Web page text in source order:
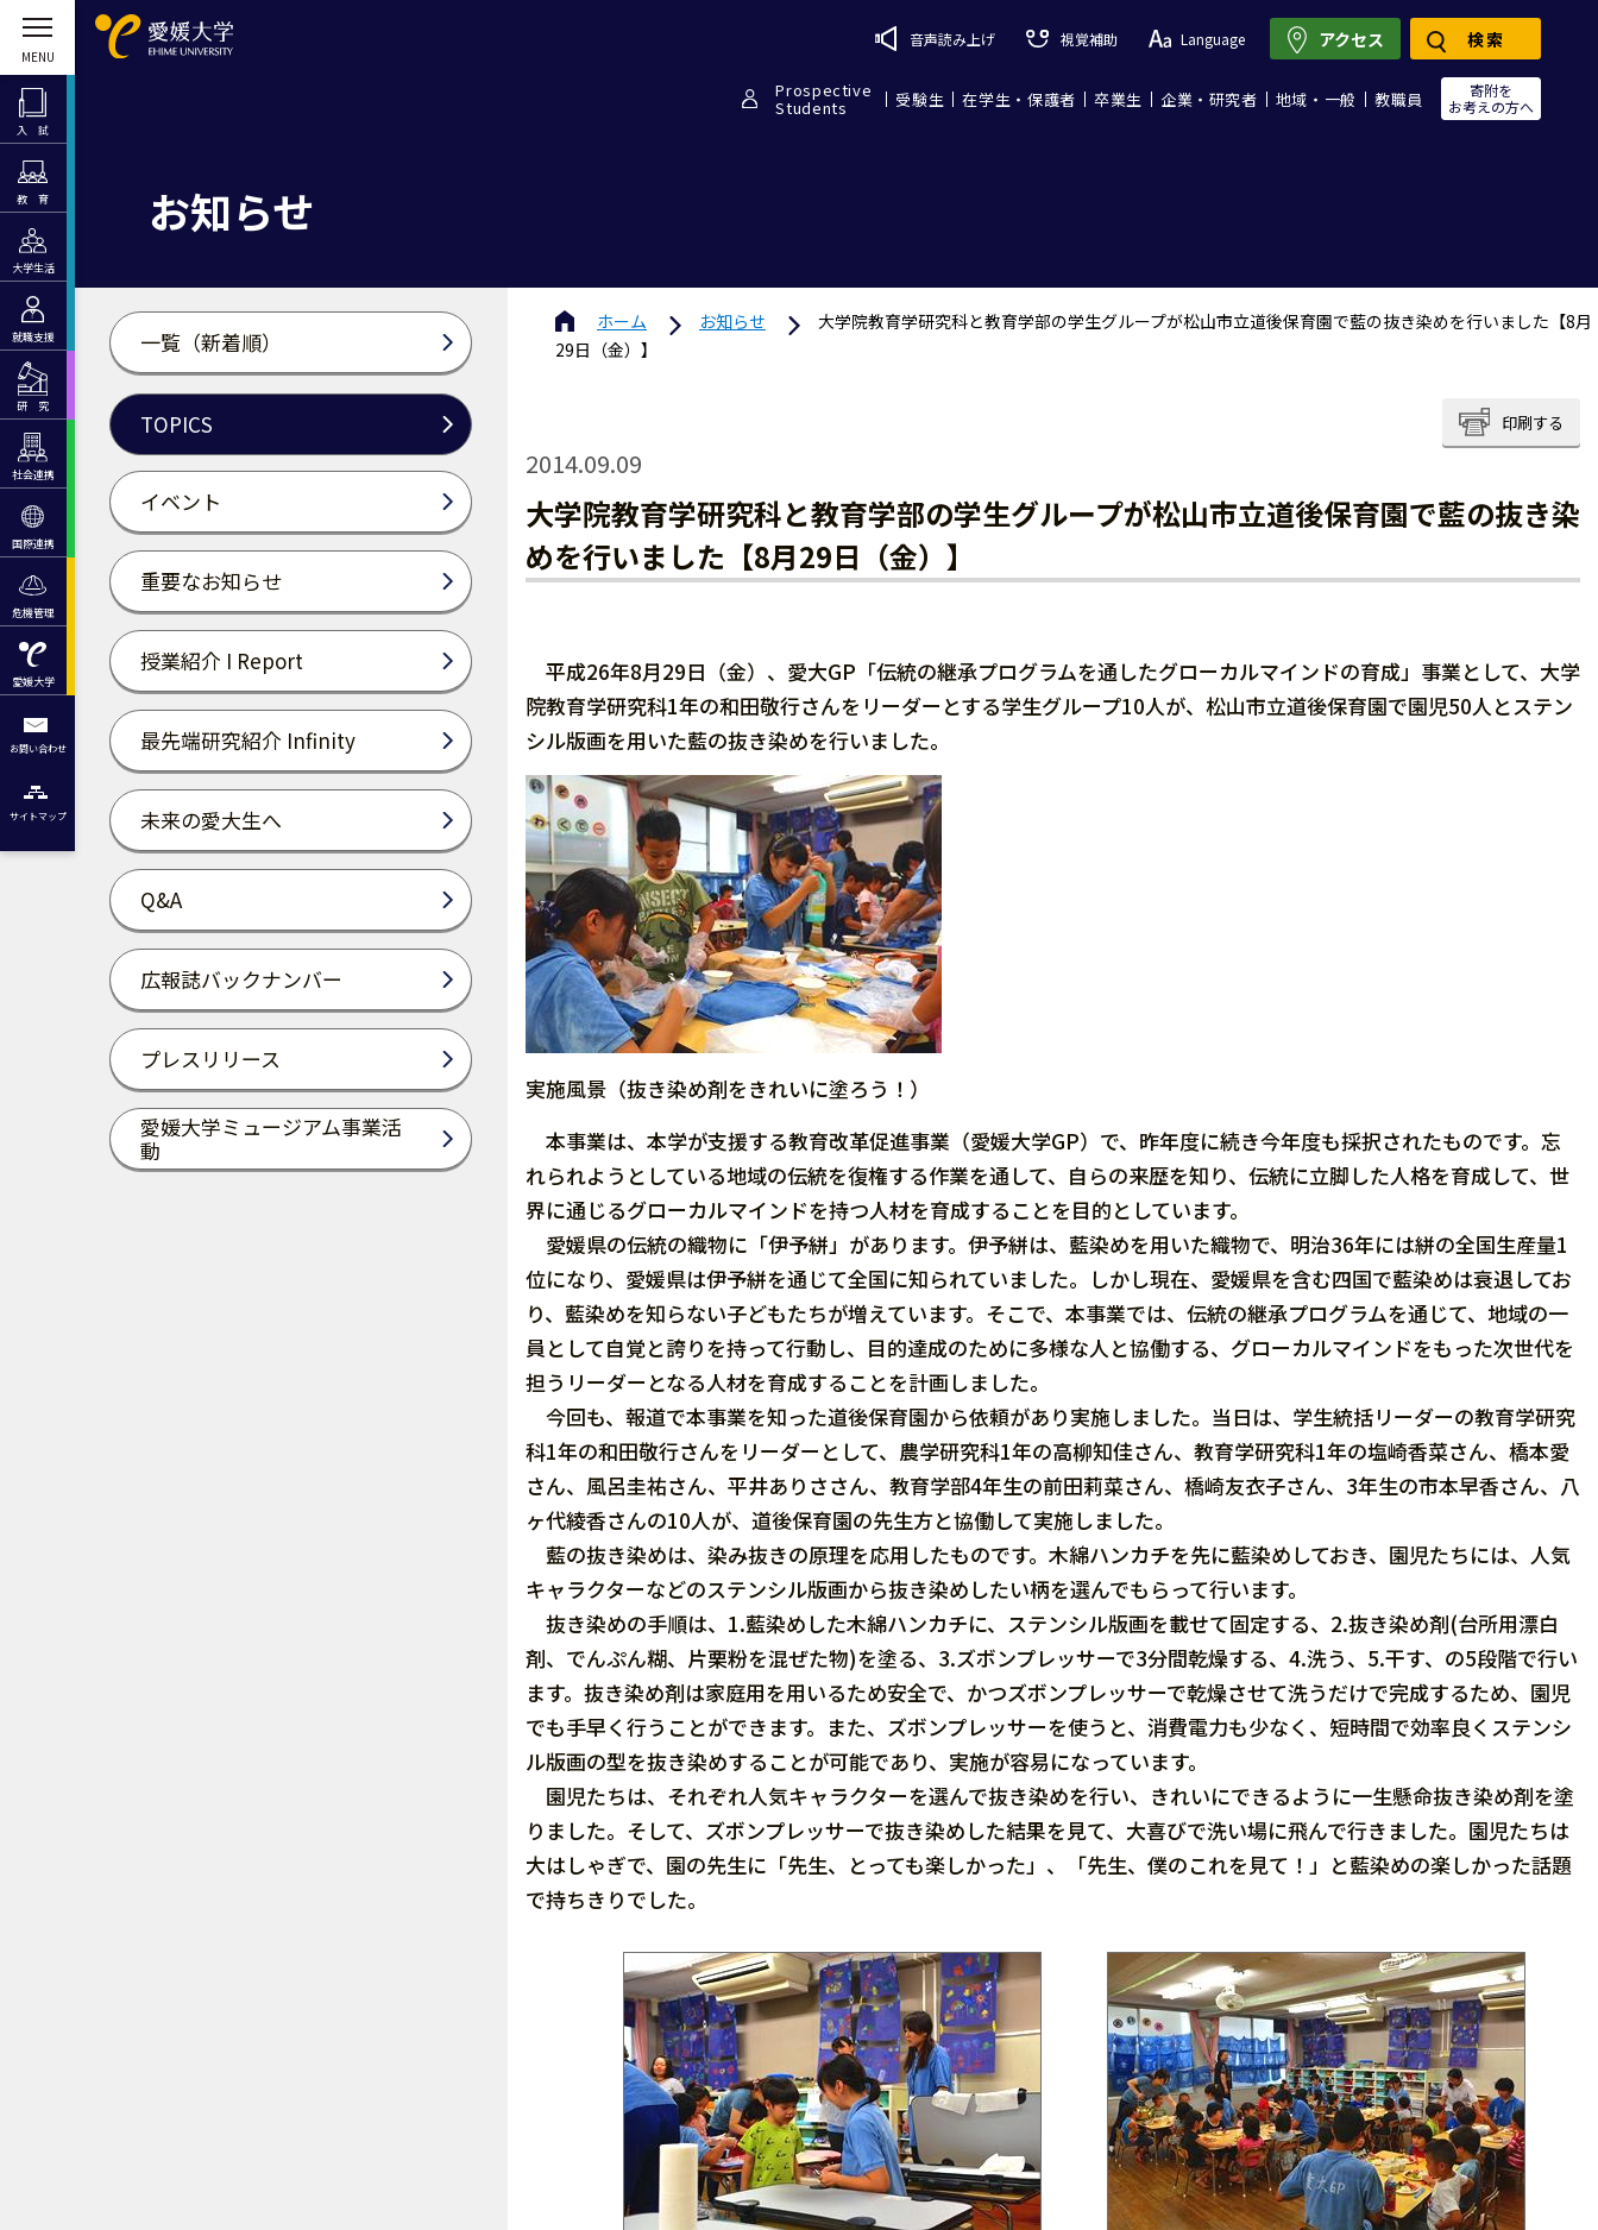
入 試
教 育
大学生活
就職支援
研 究
社会連携
国際連携
危機管理
愛媛大学
お問い合わせ
サイトマップ
音声読み上げ 視覚補助 Language
Prospective
Students 受験生 在学生・保護者 卒業生 企業・研究者 地域・一般 教職員
寄附を
お考えの方へ
アクセス 検索
お知らせ
一覧（新着順）
TOPICS
イベント
重要なお知らせ
授業紹介 I Report
最先端研究紹介 Infinity
未来の愛大生へ
Q&A
広報誌バックナンバー
プレスリリース
愛媛大学ミュージアム事業活
動
ホーム お知らせ
大学院教育学研究科と教育学部の学生グループが松山市立道後保育園で藍の抜き染めを行いました【8月
29日（金）】
印刷する
2014.09.09
大学院教育学研究科と教育学部の学生グループが松山市立道後保育園で藍の抜き染
めを行いました【8月29日（金）】
平成26年8月29日（金）、愛大GP「伝統の継承プログラムを通したグローカルマインドの育成」事業として、大学
院教育学研究科1年の和田敬行さんをリーダーとする学生グループ10人が、松山市立道後保育園で園児50人とステン
シル版画を用いた藍の抜き染めを行いました。
実施風景（抜き染め剤をきれいに塗ろう！）
本事業は、本学が支援する教育改革促進事業（愛媛大学GP）で、昨年度に続き今年度も採択されたものです。忘
れられようとしている地域の伝統を復権する作業を通して、自らの来歴を知り、伝統に立脚した人格を育成して、世
界に通じるグローカルマインドを持つ人材を育成することを目的としています。
愛媛県の伝統の織物に「伊予絣」があります。伊予絣は、藍染めを用いた織物で、明治36年には絣の全国生産量1
位になり、愛媛県は伊予絣を通じて全国に知られていました。しかし現在、愛媛県を含む四国で藍染めは衰退してお
り、藍染めを知らない子どもたちが増えています。そこで、本事業では、伝統の継承プログラムを通じて、地域の一
員として自覚と誇りを持って行動し、目的達成のために多様な人と協働する、グローカルマインドをもった次世代を
担うリーダーとなる人材を育成することを計画しました。
今回も、報道で本事業を知った道後保育園から依頼があり実施しました。当日は、学生統括リーダーの教育学研究
科1年の和田敬行さんをリーダーとして、農学研究科1年の高柳知佳さん、教育学研究科1年の塩崎香菜さん、橋本愛
さん、風呂圭祐さん、平井ありささん、教育学部4年生の前田莉菜さん、橋崎友衣子さん、3年生の市本早香さん、八
ヶ代綾香さんの10人が、道後保育園の先生方と協働して実施しました。
藍の抜き染めは、染み抜きの原理を応用したものです。木綿ハンカチを先に藍染めしておき、園児たちには、人気
キャラクターなどのステンシル版画から抜き染めしたい柄を選んでもらって行います。
抜き染めの手順は、1.藍染めした木綿ハンカチに、ステンシル版画を載せて固定する、2.抜き染め剤(台所用漂白
剤、でんぷん糊、片栗粉を混ぜた物)を塗る、3.ズボンプレッサーで3分間乾燥する、4.洗う、5.干す、の5段階で行い
ます。抜き染め剤は家庭用を用いるため安全で、かつズボンプレッサーで乾燥させて洗うだけで完成するため、園児
でも手早く行うことができます。また、ズボンプレッサーを使うと、消費電力も少なく、短時間で効率良くステンシ
ル版画の型を抜き染めすることが可能であり、実施が容易になっています。
園児たちは、それぞれ人気キャラクターを選んで抜き染めを行い、きれいにできるように一生懸命抜き染め剤を塗
りました。そして、ズボンプレッサーで抜き染めした結果を見て、大喜びで洗い場に飛んで行きました。園児たちは
大はしゃぎで、園の先生に「先生、とっても楽しかった」、「先生、僕のこれを見て！」と藍染めの楽しかった話題
で持ちきりでした。